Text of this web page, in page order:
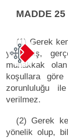
MADDE 25
(1) Gerek
yönelmiş,
muhakkak
koşullara göre
zorunluluğu
verilmez.
(2) Gerek
yönelik olup,